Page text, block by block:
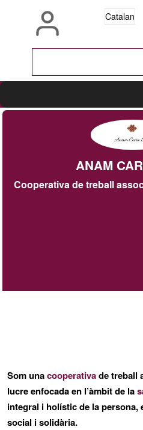
Catalan
ANAM
Cooperativa de treball
Som unacooperativade treball
lucre enfocada en l’àmbit de la
integral i holístic de la persona,
social i solidària.